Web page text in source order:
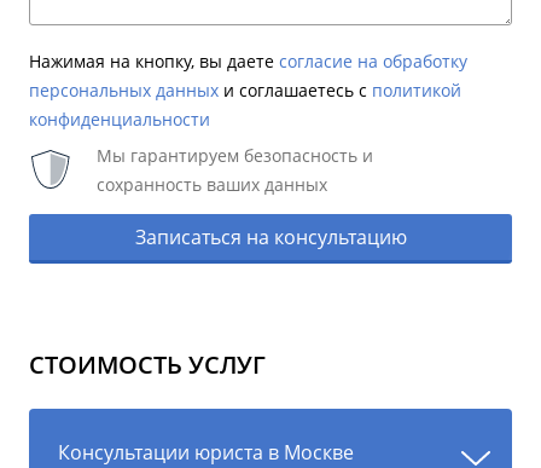
Нажимая на кнопку, вы даете согласие на обработку
персональных данных и соглашаетесь c политикой
конфиденциальности
Мы гарантируем безопасность и
сохранность ваших данных
Записаться на консультацию
СТОИМОСТЬ УСЛУГ
Консультации юриста в Москве